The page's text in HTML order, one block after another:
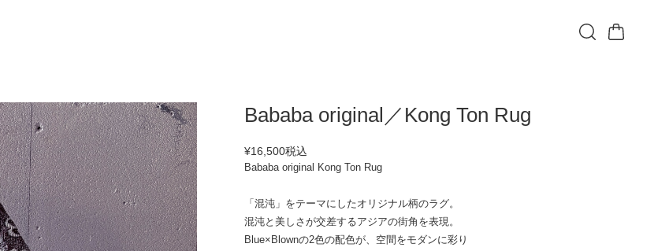
Bababa original／Kong Ton Rug
¥16,500税込
Bababa original Kong Ton Rug
「混沌」をテーマにしたオリジナル柄のラグ。
混沌と美しさが交差するアジアの街角を表現。
Blue×Blownの2色の配色が、空間をモダンに彩り